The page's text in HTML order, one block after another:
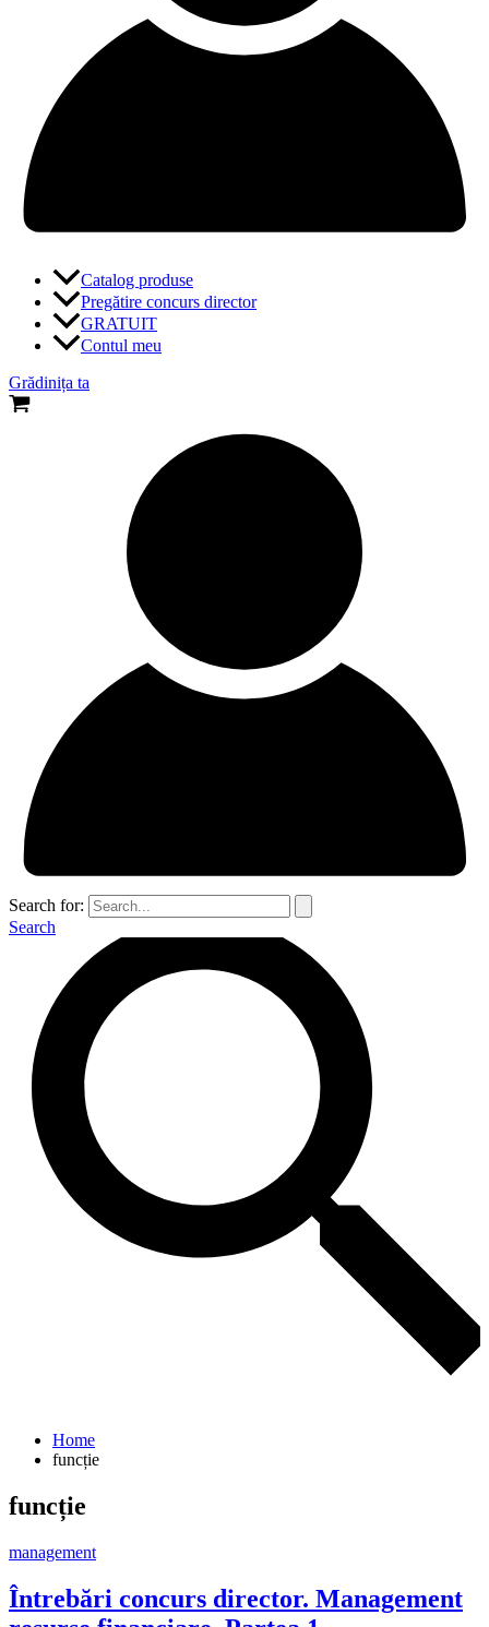
Catalog produse
Pregătire concurs director
GRATUIT
Contul meu
Grădinița ta
Search for:
Search
Home
funcție
funcție
management
Întrebări concurs director. Management